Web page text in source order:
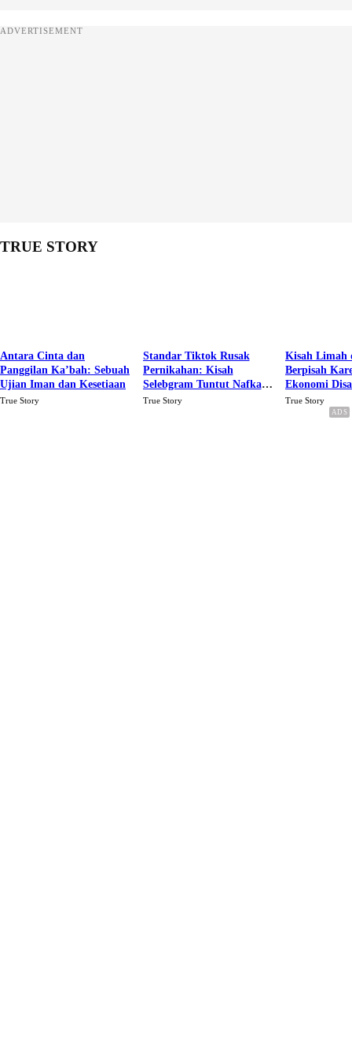
ADVERTISEMENT
TRUE STORY
Antara Cinta dan
Panggilan Ka’bah: Sebuah
Ujian Iman dan Kesetiaan
True Story
Standar Tiktok Rusak
Pernikahan: Kisah
Selebgram Tuntut Nafkah
Rp.15 Juta Perbulan
True Story
Kisah Limah
Berpisah
Ekonomi
Karena Cinta
True Story